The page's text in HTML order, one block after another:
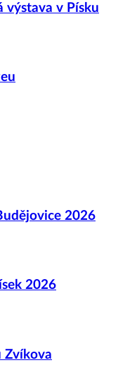
výstava v Písku
2026
2026
Zvíkova